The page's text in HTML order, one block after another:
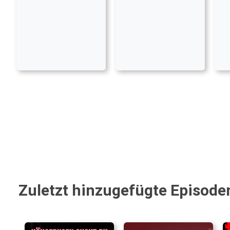
Zuletzt hinzugefügte